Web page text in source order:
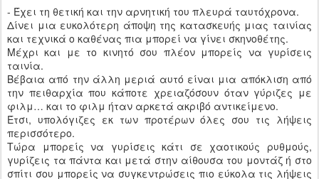
- Έχει τη θετική και την αρνητική του πλευρά ταυτόχρονα.
Δίνει μια ευκολότερη άποψη της κατασκευής μιας ταινίας
και τεχνικά ο καθένας πια μπορεί να γίνει σκηνοθέτης.
Μέχρι και με το κινητό σου πλέον μπορείς να γυρίσεις
ταινία.
Βέβαια από την άλλη μεριά αυτό είναι μια απόκλιση από
την πειθαρχία που κάποτε χρειαζόσουν όταν γύριζες με
φιλμ… και το φιλμ ήταν αρκετά ακριβό αντικείμενο.
Έτσι, υπολόγιζες εκ των προτέρων όλες σου τις λήψεις
περισσότερο.
Τώρα μπορείς να γυρίσεις κάτι σε χαοτικούς ρυθμούς,
γυρίζεις τα πάντα και μετά στην αίθουσα του μοντάζ ή στο
σπίτι σου μπορείς να συγκεντρώσεις πιο εύκολα τις λήψεις